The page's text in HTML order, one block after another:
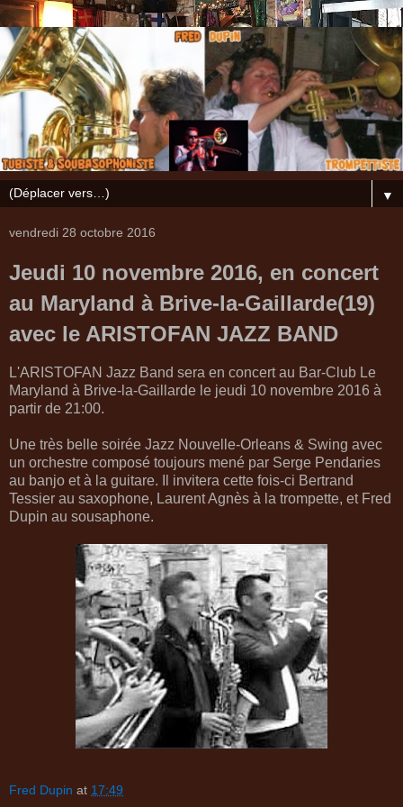
▼
vendredi 28 octobre 2016
Jeudi 10 novembre 2016, en concert
au Maryland à Brive-la-Gaillarde(19)
avec le ARISTOFAN JAZZ BAND
L'ARISTOFAN Jazz Band sera en concert au Bar-Club Le
Maryland à Brive-la-Gaillarde le jeudi 10 novembre 2016 à
partir de 21:00.
Une très belle soirée Jazz Nouvelle-Orleans & Swing avec
un orchestre composé toujours mené par Serge Pendaries
au banjo et à la guitare. Il invitera cette fois-ci Bertrand
Tessier au saxophone, Laurent Agnès à la trompette, et Fred
Dupin au sousaphone.
Fred Dupin at 17:49